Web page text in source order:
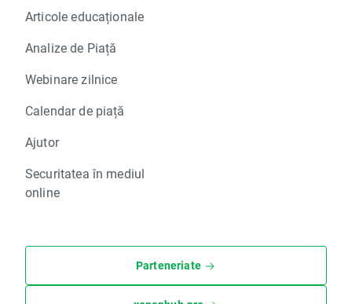
Articole educaționale
Analize de Piață
Webinare zilnice
Calendar de piață
Ajutor
Securitatea în mediul
online
Parteneriate